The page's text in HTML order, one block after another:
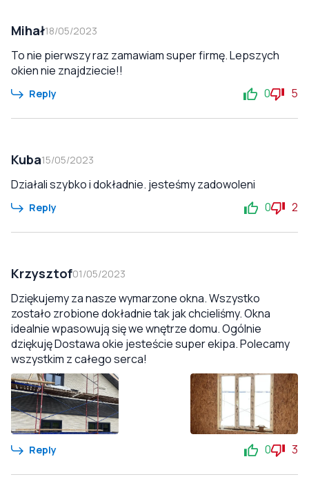
Mihał18/05/2023
To nie pierwszy raz zamawiam super firmę. Lepszych
okien nie znajdziecie!!
Reply 0 5
Kuba15/05/2023
Działali szybko i dokładnie. jesteśmy zadowoleni
Reply 0 2
Krzysztof01/05/2023
Dziękujemy za nasze wymarzone okna. Wszystko
zostało zrobione dokładnie tak jak chcieliśmy. Okna
idealnie wpasowują się we wnętrze domu. Ogólnie
dziękuję Dostawa okie jesteście super ekipa. Polecamy
wszystkim z całego serca!
Reply 0 3